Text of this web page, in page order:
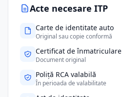
Acte necesare ITP
Carte de identitate auto
Original sau copie conformă
Certificat de înmatriculare
Document original
Poliță RCA valabilă
În perioada de valabilitate